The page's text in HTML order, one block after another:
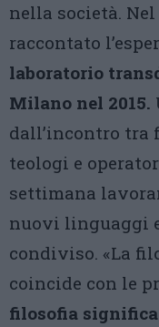
nella società.
raccontato
laboratorio
Milano nel 2015.
dall’incontro tra
teologi e
settimana
nuovi linguaggi
condiviso. «La
coincide con le
filosofia